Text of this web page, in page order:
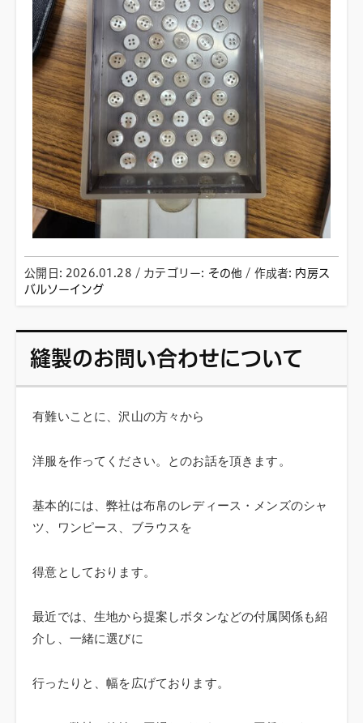
公開日: 2026.01.28 / カテゴリー: その他 / 作成者: 内房ス
バルソーイング
縫製のお問い合わせについて
有難いことに、沢山の方々から
洋服を作ってください。とのお話を頂きます。
基本的には、弊社は布帛のレディース・メンズのシャ
ツ、ワンピース、ブラウスを
得意としております。
最近では、生地から提案しボタンなどの付属関係も紹
介し、一緒に選びに
行ったりと、幅を広げております。